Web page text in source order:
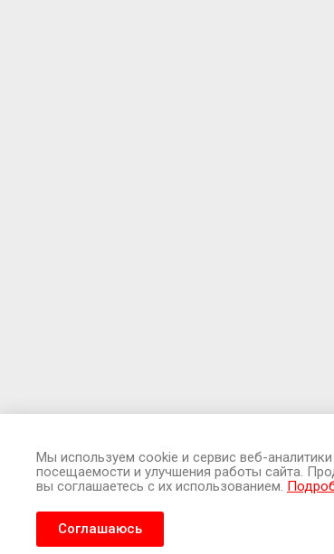
Мы используем cookie и сервис веб-
посещаемости и улучшения работы сайта.
вы соглашаетесь с их использованием.
Соглашаюсь